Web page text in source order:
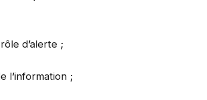
d’alerte ;
l’information ;